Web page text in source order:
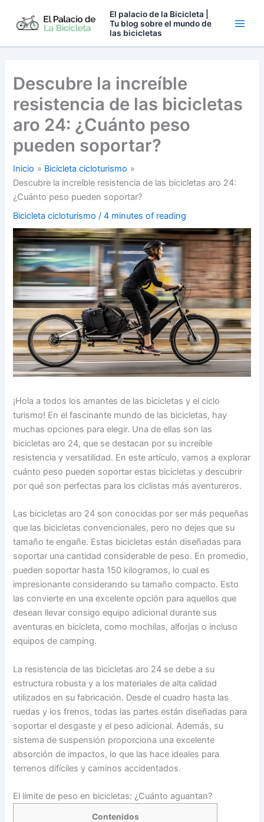
El palacio de la Bicicleta |
Tu blog sobre el mundo de
las bicicletas
Descubre la increíble
resistencia de las bicicletas
aro 24: ¿Cuánto peso
pueden soportar?
Inicio
Bicicleta cicloturismo
Descubre la increíble resistencia de las bicicletas aro 24:
¿Cuánto peso pueden soportar?
Bicicleta cicloturismo /4 minutes of reading
¡Hola a todos los amantes de las bicicletas y el ciclo
turismo! En el fascinante mundo de las bicicletas, hay
muchas opciones para elegir. Una de ellas son las
bicicletas aro 24, que se destacan por su increíble
resistencia y versatilidad. En este artículo, vamos a explorar
cuánto peso pueden soportar estas bicicletas y descubrir
por qué son perfectas para los ciclistas más aventureros.
Las bicicletas aro 24 son conocidas por ser más pequeñas
que las bicicletas convencionales, pero no dejes que su
tamaño te engañe. Estas bicicletas están diseñadas para
soportar una cantidad considerable de peso. En promedio,
pueden soportar hasta 150 kilogramos, lo cual es
impresionante considerando su tamaño compacto. Esto
las convierte en una excelente opción para aquellos que
desean llevar consigo equipo adicional durante sus
aventuras en bicicleta, como mochilas, alforjas o incluso
equipos de camping.
La resistencia de las bicicletas aro 24 se debe a su
estructura robusta y a los materiales de alta calidad
utilizados en su fabricación. Desde el cuadro hasta las
ruedas y los frenos, todas las partes están diseñadas para
soportar el desgaste y el peso adicional. Además, su
sistema de suspensión proporciona una excelente
absorción de impactos, lo que las hace ideales para
terrenos difíciles y caminos accidentados.
El límite de peso en bicicletas: ¿Cuánto aguantan?
Contenidos